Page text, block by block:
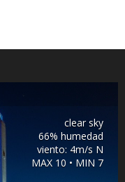
clear sky
66% humedad
viento: 4m/s N
MAX 10 • MIN 7